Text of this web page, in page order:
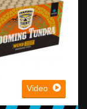
Video